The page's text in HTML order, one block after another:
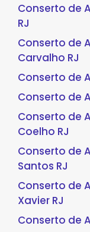
Conserto de
RJ
Conserto de
Carvalho RJ
Conserto de
Conserto de
Conserto de
Coelho RJ
Conserto de
Santos RJ
Conserto de
Xavier RJ
Conserto de